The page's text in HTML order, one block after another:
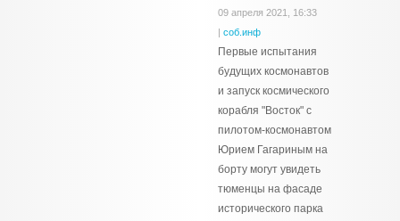
09 апреля 2021, 16:33
| соб.инф
Первые испытания
будущих космонавтов
и запуск космического
корабля "Восток" с
пилотом-космонавтом
Юрием Гагариным на
борту могут увидеть
тюменцы на фасаде
исторического парка